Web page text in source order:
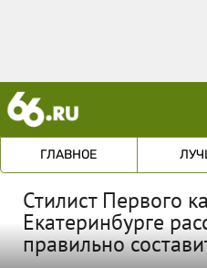
ГЛАВНОЕ
Стилист Первого
Екатеринбурге
правильно